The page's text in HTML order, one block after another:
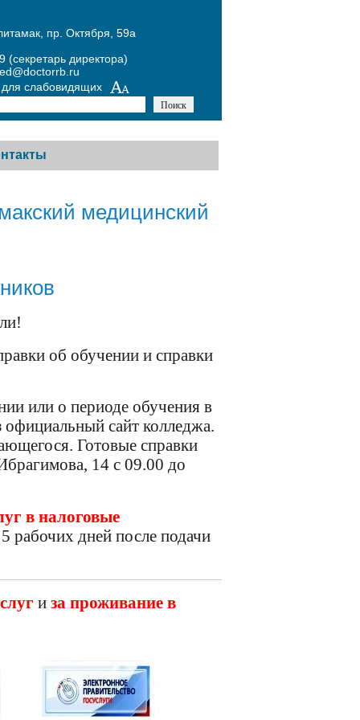
пр. Октября, 59а
(секретарь директора)
слабовидящих
связь
в Max
медицинский
об обучении и справки
или о периоде обучения в
сайт колледжа.
Готовые справки
14 с 09.00 до
в налоговые
рабочих дней после подачи
иза проживание в